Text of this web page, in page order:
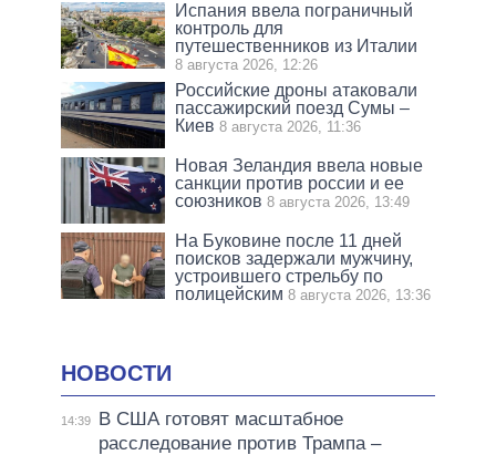
Испания ввела пограничный
контроль для
путешественников из Италии
8 августа 2026, 12:26
Российские дроны атаковали
пассажирский поезд Сумы –
Киев 8 августа 2026, 11:36
Новая Зеландия ввела новые
санкции против россии и ее
союзников 8 августа 2026, 13:49
На Буковине после 11 дней
поисков задержали мужчину,
устроившего стрельбу по
полицейским 8 августа 2026, 13:36
НОВОСТИ
14:39
В США готовят масштабное
расследование против Трампа –